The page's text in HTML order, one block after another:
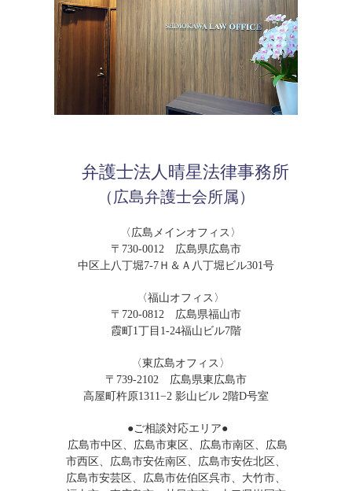
弁護士法人晴星法律事務所
（広島弁護士会所属）
〈広島メインオフィス〉
〒730-0012 広島県広島市
中区上八丁堀7-7Ｈ＆Ａ八丁堀ビル301号
〈福山オフィス〉
〒720-0812 広島県福山市
霞町1丁目1-24福山ビル7階
〈東広島オフィス〉
〒739-2102 広島県東広島市
高屋町杵原1311−2 影山ビル 2階D号室
●ご相談対応エリア●
広島市中区、広島市東区、広島市南区、広島
市西区、広島市安佐南区、広島市安佐北区、
広島市安芸区、広島市佐伯区呉市、大竹市、